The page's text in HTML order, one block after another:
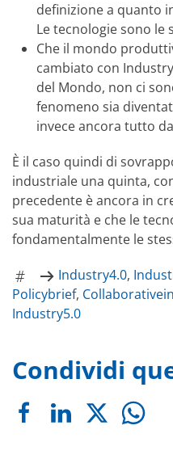
definizione a quanto
Le tecnologie sono le
Che il mondo
cambiato con
del Mondo, non ci
fenomeno sia
invece ancora tutto
È il caso quindi di
industriale una quinta,
precedente è ancora in
sua maturità e che le
fondamentalmente le
Industry4.0,
Policybrief,
Industry5.0
Condividi